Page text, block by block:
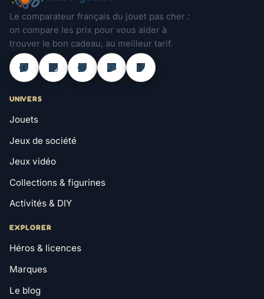
Le comparateur français du jouet pas cher :
on compare les prix pour vous aider à
trouver le bon cadeau, au meilleur tarif.
UNIVERS
Jouets
Jeux de société
Jeux vidéo
Collections & figurines
Activités & DIY
EXPLORER
Héros & licences
Marques
Le blog